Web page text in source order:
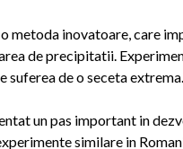
metoda inovatoare, care
de precipitatii.
de o seceta extrema.
un pas important in
similare in